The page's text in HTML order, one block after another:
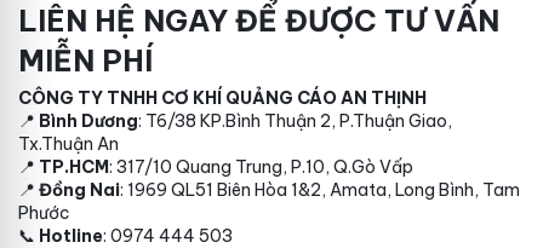
LIÊN HỆ NGAY ĐỂ ĐƯỢC TƯ VẤN
MIỄN PHÍ
CÔNG TY TNHH CƠ KHÍ QUẢNG CÁO AN THỊNH
📍 Bình Dương: T6/38 KP.Bình Thuận 2, P.Thuận Giao,
Tx.Thuận An
📍 TP.HCM: 317/10 Quang Trung, P.10, Q.Gò Vấp
📍 Đồng Nai: 1969 QL51 Biên Hòa 1&2, Amata, Long Bình, Tam
Phước
📞 Hotline: 0974 444 503